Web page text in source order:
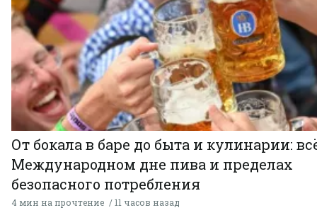
От бокала в баре до быта и кулинарии:
Международном дне пива и пределах
безопасного потребления
4 мин на прочтение 11 часов назад